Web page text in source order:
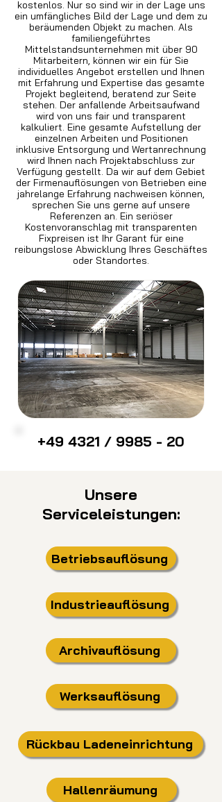
kostenlos. Nur so sind wir in der Lage uns
ein umfängliches Bild der Lage und dem zu
beräumenden Objekt zu machen. Als
familiengeführtes
Mittelstandsunternehmen mit über 90
Mitarbeitern, können wir ein für Sie
individuelles Angebot erstellen und Ihnen
mit Erfahrung und Expertise das gesamte
Projekt begleitend, beratend zur Seite
stehen. Der anfallende Arbeitsaufwand
wird von uns fair und transparent
kalkuliert. Eine gesamte Aufstellung der
einzelnen Arbeiten und Positionen
inklusive Entsorgung und Wertanrechnung
wird Ihnen nach Projektabschluss zur
Verfügung gestellt. Da wir auf dem Gebiet
der Firmenauflösungen von Betrieben eine
jahrelange Erfahrung nachweisen können,
sprechen Sie uns gerne auf unsere
Referenzen an. Ein seriöser
Kostenvoranschlag mit transparenten
Fixpreisen ist Ihr Garant für eine
reibungslose Abwicklung Ihres Geschäftes
oder Standortes.
+49 4321 / 9985 - 20
Unsere
Serviceleistungen:
Betriebsauflösung
Industrieauflösung
Archivauflösung
Werksauflösung
Rückbau Ladeneinrichtung
Hallenräumung